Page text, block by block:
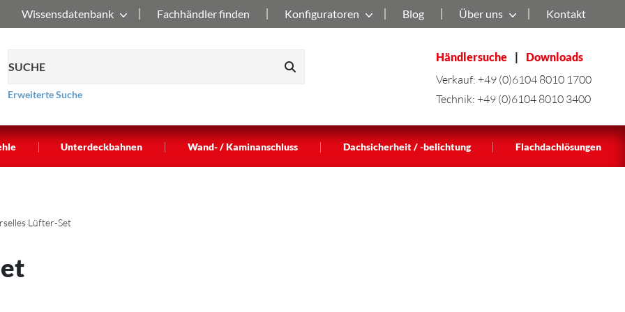
Wissensdatenbank Fachhändler finden Konfiguratoren Blog Über uns Kontakt
Erweiterte Suche
Händlersuche | Downloads
Verkauf: +49 (0)6104 8010 1700
Technik: +49 (0)6104 8010 3400
| Unterdeckbahnen | Wand- / Kaminanschluss | Dachsicherheit / -belichtung | Flachdachlösungen
Lüfter-Set